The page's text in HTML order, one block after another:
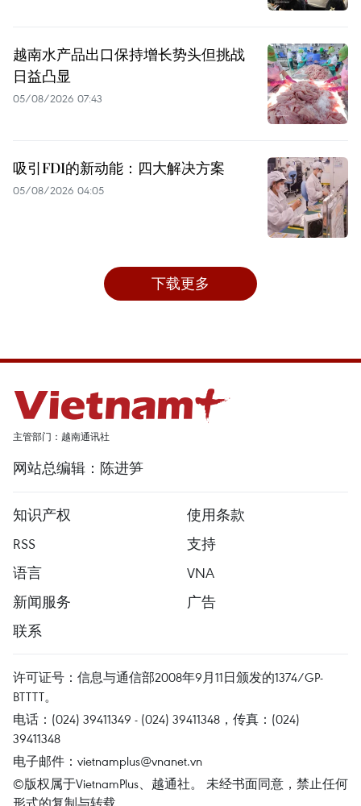
越南水产品出口保持增长势头但挑战
日益凸显
05/08/2026 07:43
吸引FDI的新动能：四大解决方案
05/08/2026 04:05
下载更多
主管部门：越南通讯社
网站总编辑：陈进笋
知识产权
使用条款
RSS
支持
语言
VNA
新闻服务
广告
联系
许可证号：信息与通信部2008年9月11日颁发的1374/GP-
BTTTT。
电话：(024) 39411349 - (024) 39411348，传真：(024)
39411348
电子邮件： vietnamplus@vnanet.vn
©版权属于VietnamPlus、越通社。 未经书面同意，禁止任何